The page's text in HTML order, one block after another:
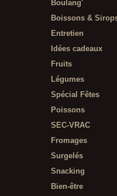
Boulang'
Boissons &
Entretien
Idées cadeaux
Fruits
Légumes
Spécial Fêtes
Poissons
SEC-VRAC
Fromages
Surgelés
Snacking
Bien-être